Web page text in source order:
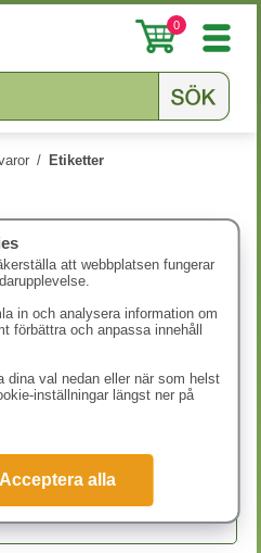
0
/ Etiketter
att webbplatsen fungerar
in och analysera information om
förbättra och anpassa innehåll
dina val nedan eller när som helst
inställningar längst ner på
Acceptera alla